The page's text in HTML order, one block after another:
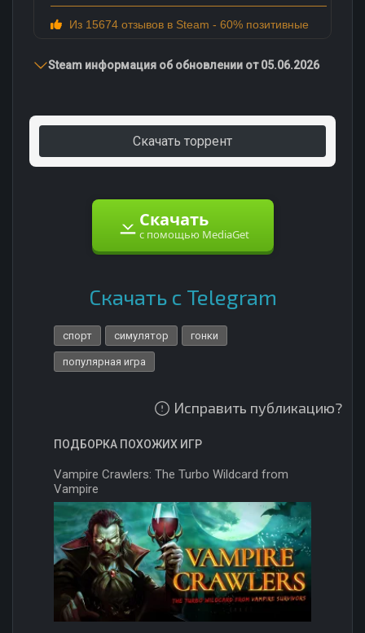
Из 15674 отзывов в Steam - 60% позитивные
Steam информация об обновлении от 05.06.2026
Скачать торрент
Скачать
с помощью MediaGet
Скачать с Telegram
спорт симулятор гонки
популярная игра
Исправить публикацию?
ПОДБОРКА ПОХОЖИХ ИГР
Vampire Crawlers: The Turbo Wildcard from
Vampire